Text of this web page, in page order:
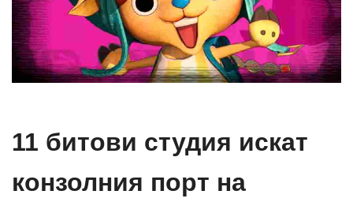
11 битови студия искат
конзолния порт на